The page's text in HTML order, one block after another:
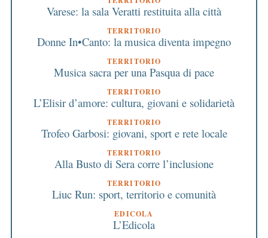
Varese: la sala Veratti restituita alla città
TERRITORIO
Donne In•Canto: la musica diventa impegno
TERRITORIO
Musica sacra per una Pasqua di pace
TERRITORIO
L’Elisir d’amore: cultura, giovani e solidarietà
TERRITORIO
Trofeo Garbosi: giovani, sport e rete locale
TERRITORIO
Alla Busto di Sera corre l’inclusione
TERRITORIO
Liuc Run: sport, territorio e comunità
EDICOLA
L’Edicola